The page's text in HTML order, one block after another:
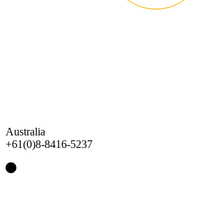
Australia
+61(0)8-8416-5237